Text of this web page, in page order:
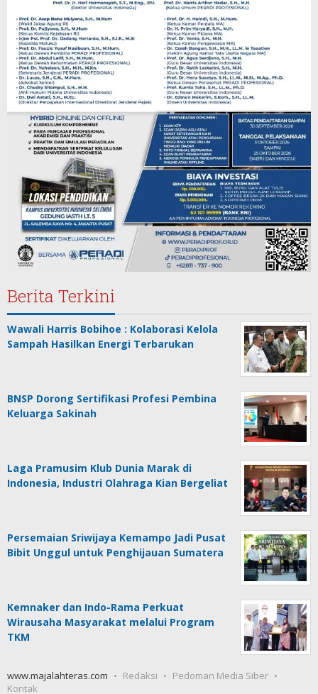
Berita Terkini
Wawali Harris Bobihoe : Kolaborasi Kelola
Sampah Hasilkan Energi Terbarukan
BNSP Dorong Sertifikasi Profesi Pembina
Keluarga Sakinah
Laga Pramusim Klub Dunia Marak di
Indonesia, Industri Olahraga Kian Bergeliat
Persemaian Sriwijaya Kemampo Jadi Pusat
Bibit Unggul untuk Penghijauan Sumatera
Kemnaker dan Indo-Rama Perkuat
Wirausaha Masyarakat melalui Program
TKM
www.majalahteras.com Redaksi
Pedoman Media Siber
Kontak